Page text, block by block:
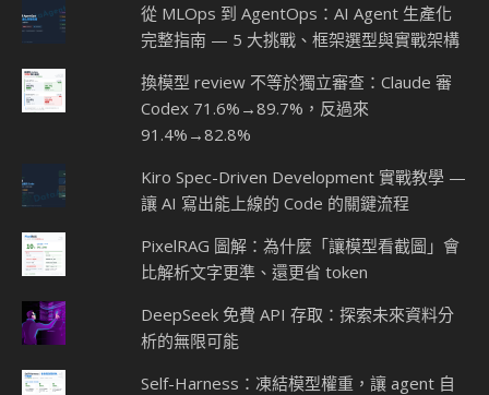
從 MLOps 到 AgentOps：AI Agent 生產化
完整指南 — 5 大挑戰、框架選型與實戰架構
換模型 review 不等於獨立審查：Claude 審
Codex 71.6%→89.7%，反過來
91.4%→82.8%
Kiro Spec-Driven Development 實戰教學 —
讓 AI 寫出能上線的 Code 的關鍵流程
PixelRAG 圖解：為什麼「讓模型看截圖」會
比解析文字更準、還更省 token
DeepSeek 免費 API 存取：探索未來資料分
析的無限可能
Self-Harness：凍結模型權重，讓 agent 自